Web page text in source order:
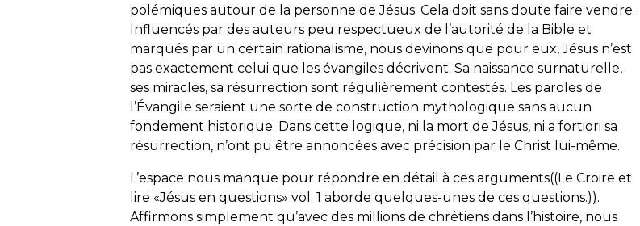
polémiques autour de la personne de Jésus. Cela doit sans doute faire vendre.
Influencés par des auteurs peu respectueux de l’autorité de la Bible et
marqués par un certain rationalisme, nous devinons que pour eux, Jésus n’est
pas exactement celui que les évangiles décrivent. Sa naissance surnaturelle,
ses miracles, sa résurrection sont régulièrement contestés. Les paroles de
l’Évangile seraient une sorte de construction mythologique sans aucun
fondement historique. Dans cette logique, ni la mort de Jésus, ni a fortiori sa
résurrection, n’ont pu être annoncées avec précision par le Christ lui-même.
L’espace nous manque pour répondre en détail à ces arguments((Le Croire et
lire «Jésus en questions» vol. 1 aborde quelques-unes de ces questions.)).
Affirmons simplement qu’avec des millions de chrétiens dans l’histoire, nous